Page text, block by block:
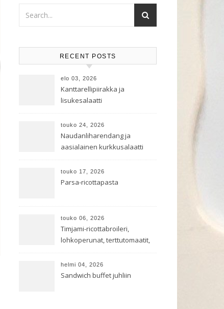
RECENT POSTS
elo 03, 2026
Kanttarellipiirakka ja
lisukesalaatti
touko 24, 2026
Naudanliharendang ja
aasialainen kurkkusalaatti
touko 17, 2026
Parsa-ricottapasta
touko 06, 2026
Timjami-ricottabroileri,
lohkoperunat, terttutomaatit,
salaatti
helmi 04, 2026
Sandwich buffet juhliin